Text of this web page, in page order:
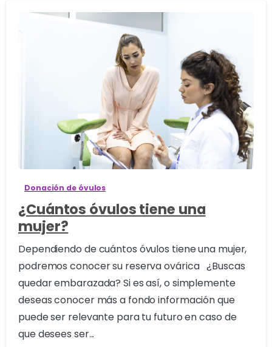
Donación de óvulos
¿Cuántos óvulos tiene una
mujer?
Dependiendo de cuántos óvulos tiene una mujer,
podremos conocer su reserva ovárica ¿Buscas
quedar embarazada? Si es así, o simplemente
deseas conocer más a fondo información que
puede ser relevante para tu futuro en caso de
que desees ser...